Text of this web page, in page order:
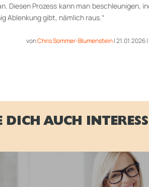
Diesen Prozess kann man beschleunigen,
Ablenkung gibt, nämlich raus.“
vonChris Sommer-Blumenstein|21.01.2026|
AUCH